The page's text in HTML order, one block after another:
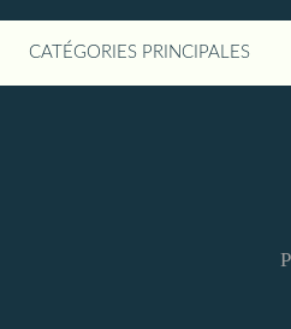
CATÉGORIES PRINCIPALES